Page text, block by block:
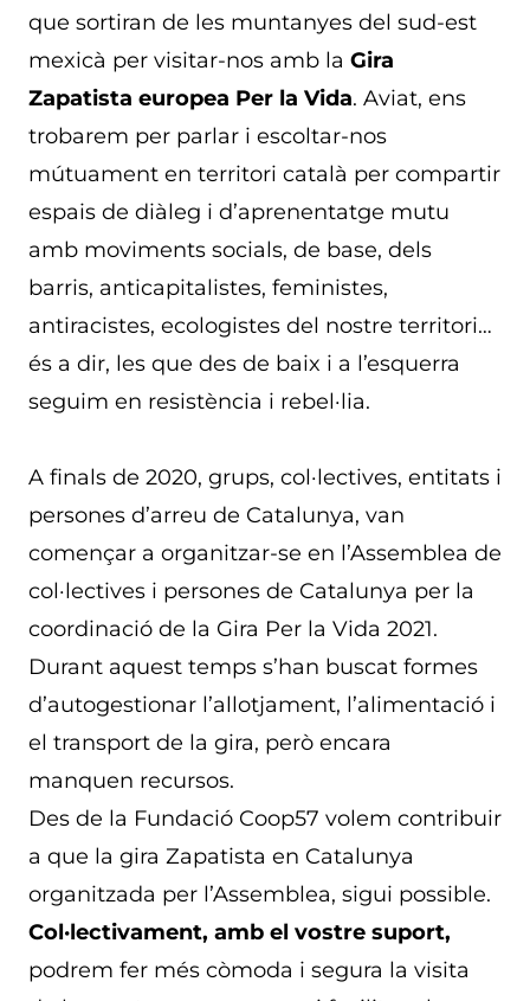
que sortiran de les muntanyes del sud-est
mexicà per visitar-nos amb la Gira
Zapatista europea Per la Vida. Aviat, ens
trobarem per parlar i escoltar-nos
mútuament en territori català per compartir
espais de diàleg i d’aprenentatge mutu
amb moviments socials, de base, dels
barris, anticapitalistes, feministes,
antiracistes, ecologistes del nostre territori…
és a dir, les que des de baix i a l’esquerra
seguim en resistència i rebel·lia.
A finals de 2020, grups, col·lectives, entitats i
persones d’arreu de Catalunya, van
començar a organitzar-se en l’Assemblea de
col·lectives i persones de Catalunya per la
coordinació de la Gira Per la Vida 2021.
Durant aquest temps s’han buscat formes
d’autogestionar l’allotjament, l’alimentació i
el transport de la gira, però encara
manquen recursos.
Des de la Fundació Coop57 volem contribuir
a que la gira Zapatista en Catalunya
organitzada per l’Assemblea, sigui possible.
Col·lectivament, amb el vostre suport,
podrem fer més còmoda i segura la visita